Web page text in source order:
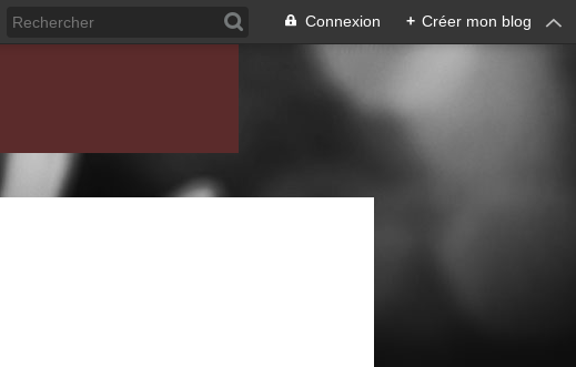
Connexion + Créer mon blog